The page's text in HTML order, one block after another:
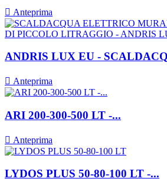
 Anteprima
ANDRIS LUX EU -
 Anteprima
ARI 200-300-500 LT -...
 Anteprima
LYDOS PLUS 50-80-100 LT -...